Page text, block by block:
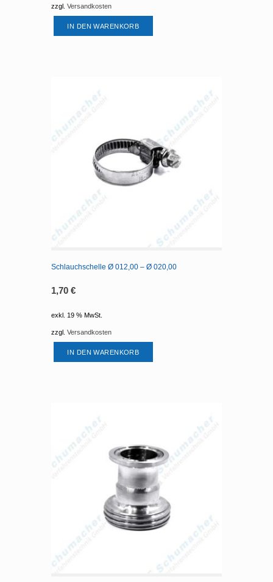
zzgl. Versandkosten
IN DEN WARENKORB
Schlauchschelle Ø 012,00 – Ø 020,00
1,70 €
exkl. 19 % MwSt.
zzgl. Versandkosten
IN DEN WARENKORB